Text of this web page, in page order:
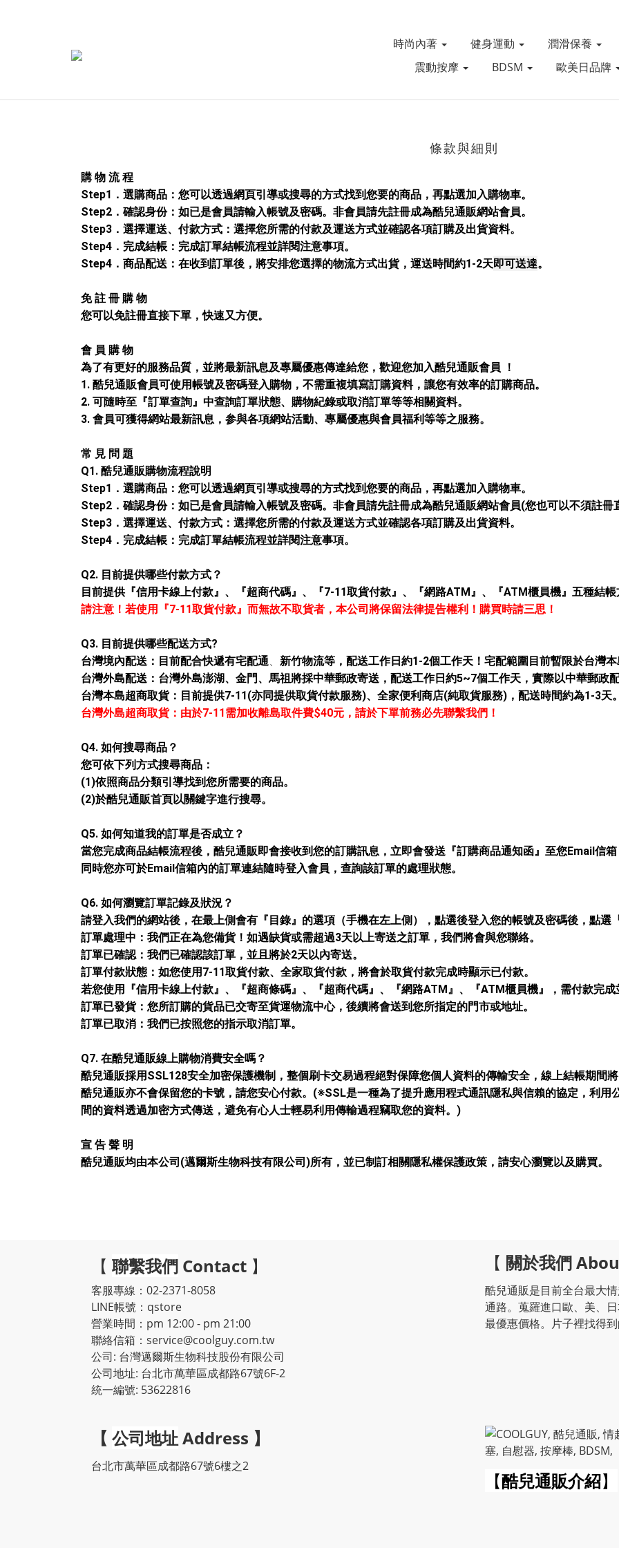
時尚內著 健身運動 潤滑保養
震動按摩
BDSM 歐美日品牌
條款與細則
購 物 流 程
Step1．選購商品：您可以透過網頁引導或搜尋的方式找到您要的商品，再點選加入購物車。
Step2．確認身份：如已是會員請輸入帳號及密碼。非會員請先註冊成為酷兒通販網站會員。
Step3．選擇運送、付款方式：選擇您所需的付款及運送方式並確認各項訂購及出貨資料。
Step4．完成結帳：完成訂單結帳流程並詳閱注意事項。
Step4 ．商品配送 ：在收到訂單後 ，將安排您選擇的物流方式出貨， 運送時間約1-2天即可送達。
免 註 冊 購 物
您可以免註冊直接下單，快速又方便。
會 員 購 物
為了有更好的服務品質，並將最新訊息及專屬優惠傳達給您，歡迎您加入酷兒通販會員 ！
1. 酷兒通販會員可使用帳號及密碼登入購物，不需重複填寫訂購資料，讓您有效率的訂購商品。
2. 可隨時至『訂單查詢』中查詢訂單狀態、購物紀錄或取消訂單等等相關資料。
3. 會員可獲得網站最新訊息，参與各項網站活動、專屬優惠與會員福利等等之服務。
常 見 問 題
Q1. 酷兒通販購物流程說明
Step1．選購商品：您可以透過網頁引導或搜尋的方式找到您要的商品，再點選加入購物車。
Step2．確認身份：如已是會員請輸入帳號及密碼。非會員請先註冊成為酷兒通販網站會員(您也可以不須註冊
Step3．選擇運送、付款方式：選擇您所需的付款及運送方式並確認各項訂購及出貨資料。
Step4．完成結帳：完成訂單結帳流程並詳閱注意事項。
Q2. 目前提供哪些付款方式？
目前提供『信用卡線上付款』、『超商代碼』、『7-11取貨付款』 、『網路ATM』、『ATM櫃員機』五種結帳
請注意！若使用
『7-11取貨付款』 而無故不取貨者，本公司將保留法律提告權利！購買時請三思！
Q3. 目前提供哪些配送方式?
台灣境內配送：目前配合快遞有宅配通、 新竹物流等 ，配送工作日約1-2個工作天！宅配範圍目前暫限於台灣
台灣外島配送： 台灣外島澎湖、金門、馬祖將採中華郵政寄送，配送工作日約5~7個工作天， 實際以中華郵政
台灣本島超商取貨：目前提供7-11(亦同提供取貨付款服務)、全家便利商店(純取貨服務) ，配送時間約為1-3天。
台灣外島超商取貨：由於7-11需加收離島取件費$40元，請於下單前務必先聯繫我們！
Q4. 如何搜尋商品？
您可依下列方式搜尋商品：
(1)依照商品分類引導找到您所需要的商品。
(2)於酷兒通販首頁以關鍵字進行搜尋。
Q5. 如何知道我的訂單是否成立？
當您完成商品結帳流程後， 酷兒通販即會接收到您的訂購訊息，立即會發送『訂購商品通知函』至您Email信箱
同時您亦可於Email信箱內的訂單連結隨時登入會員，查詢該訂單的處理狀態。
Q6. 如何瀏覽訂單記錄及狀況？
請登入我們的網站後，在最上側會有『目錄』的選項（手機在左上側），點選後登入您的帳號及密碼後，點選
訂單處理中：我們正在為您備貨！如遇缺貨或需超過3天以上寄送之訂單，我們將會與您聯絡。
訂單已確認：我們已確認該訂單，並且將於2天以內寄送。
訂單付款狀態：如您使用7-11取貨付款、全家取貨付款，將會於取貨付款完成時顯示已付款。
若您使用
『信用卡線上付款』、
『超商條碼』、『超商代碼』、『網路ATM』、『ATM櫃員機』，需付款完
訂單已發貨： 您所訂購的貨品已交寄至貨運物流中心，後續將會送到您所指定的門市或地址。
訂單已取消：我們已按照您的指示取消訂單。
Q7. 在酷兒通販線上購物消費安全嗎？
酷兒通販採用SSL128安全加密保護機制，整個刷卡交易過程絕對保障您個人資料的傳輸安全，線上結帳期間
酷兒通販亦不會保留您的卡號，請您安心付款。(※SSL是一種為了提升應用程式通訊隱私與信賴的協定，利用
間的資料透過加密方式傳送，避免有心人士輕易利用傳輸過程竊取您的資料。)
宣 告 聲 明
酷兒通販均由本公司(邁爾斯生物科技有限公司)所有，並已制訂相關隱私權保護政策，請安心瀏覽以及購買。
【 聯繫我們 Contact 】
客服專線：02-2371-8058
LINE帳號：qstore
營業時間：pm 12:00 - pm 21:00
聯絡信箱：service@coolguy.com.tw
公司: 台灣邁爾斯生物科技股份有限公司
公司地址: 台北市萬華區成都路67號6F-2
統一編號: 53622816
【 關於我們
酷兒通販是目前全台最大
通路。蒐羅進口歐、美、
最優惠價格。片子裡找得
【 公司地址Address 】
台北市萬華區成都路67號6樓之2
【酷兒通販介紹】